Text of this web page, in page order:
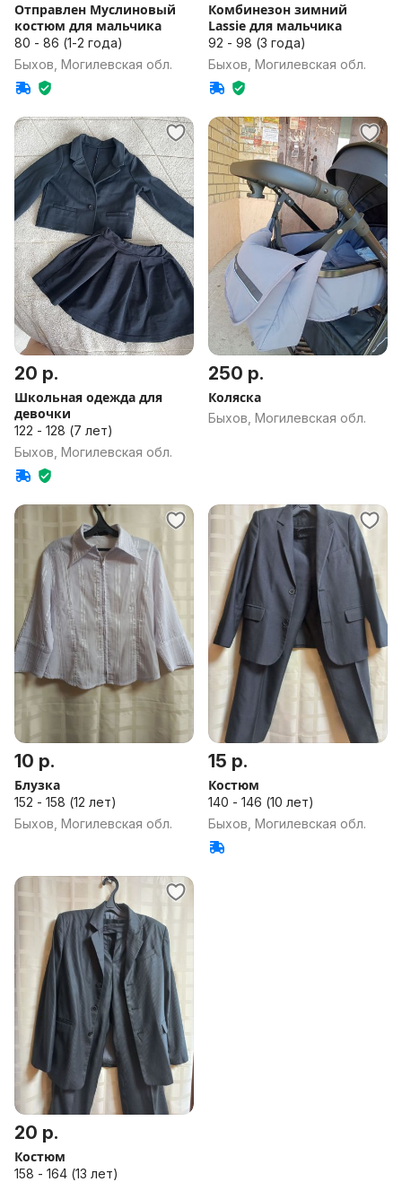
Отправлен Муслиновый
костюм для мальчика
80 - 86 (1-2 года)
Быхов, Могилевская обл.
Комбинезон зимний
Lassie для мальчика
92 - 98 (3 года)
Быхов, Могилевская обл.
20 р.
Школьная одежда для
девочки
122 - 128 (7 лет)
Быхов, Могилевская обл.
250 р.
Коляска
Быхов, Могилевская обл.
10 р.
Блузка
152 - 158 (12 лет)
Быхов, Могилевская обл.
15 р.
Костюм
140 - 146 (10 лет)
Быхов, Могилевская обл.
20 р.
Костюм
158 - 164 (13 лет)